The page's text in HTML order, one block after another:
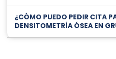
¿CÓMO PUEDO PEDIR CITA
DENSITOMETRÍA ÓSEA EN